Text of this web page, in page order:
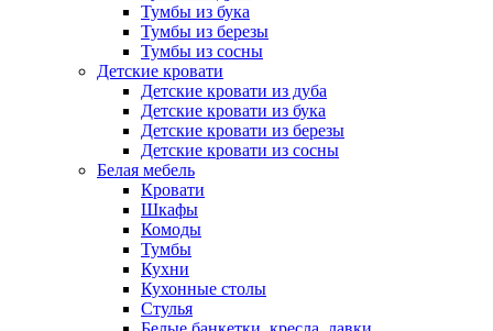
Тумбы из бука
Тумбы из березы
Тумбы из сосны
Детские кровати
Детские кровати из дуба
Детские кровати из бука
Детские кровати из березы
Детские кровати из сосны
Белая мебель
Кровати
Шкафы
Комоды
Тумбы
Кухни
Кухонные столы
Стулья